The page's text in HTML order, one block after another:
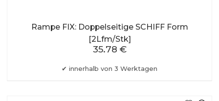
Rampe FIX: Doppelseitige SCHIFF Form
[2Lfm/Stk]
innerhalb von 3 Werktagen
35.78 €